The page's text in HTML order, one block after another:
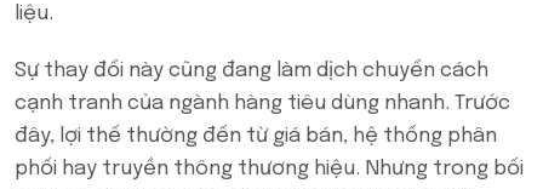
liệu.
Sự thay đổi này cũng đang làm dịch chuyển cách
cạnh tranh của ngành hàng tiêu dùng nhanh. Trước
đây, lợi thế thường đến từ giá bán, hệ thống phân
phối hay truyền thông thương hiệu. Nhưng trong bối